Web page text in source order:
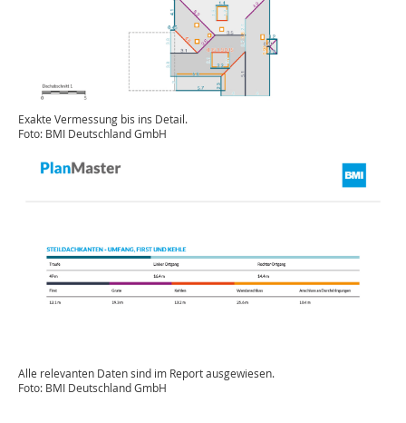
Exakte Vermessung bis ins Detail.
Foto: BMI Deutschland GmbH
Alle relevanten Daten sind im Report ausgewiesen.
Foto: BMI Deutschland GmbH